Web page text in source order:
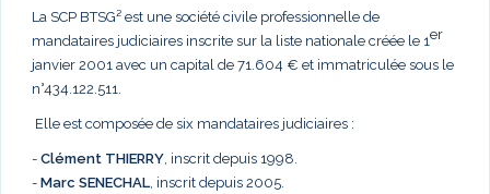
La SCP BTSG² est une société civile professionnelle de
mandataires judiciaires inscrite sur la liste nationale créée le 1er
janvier 2001 avec un capital de 71.604 € et immatriculée sous le
n°434.122.511.
Elle est composée de six mandataires judiciaires :
- Clément THIERRY, inscrit depuis 1998.
- Marc SENECHAL, inscrit depuis 2005.